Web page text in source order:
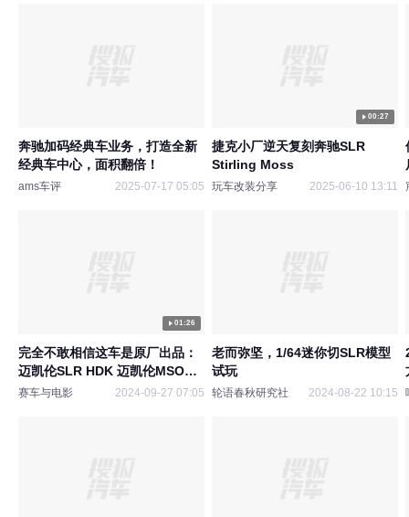
奔驰加码经典车业务，打造全新
经典车中心，面积翻倍！
ams车评 2025-07-17 05:05
00:27
捷克小厂逆天复刻奔驰SLR
Stirling Moss
玩车改装分享 2025-06-10 13:11
01:26
完全不敢相信这车是原厂出品：
迈凯伦SLR HDK 迈凯伦MSO出
品
赛车与电影 2024-09-27 07:05
老而弥坚，1/64迷你切SLR模型
试玩
轮语春秋研究社 2024-08-22 10:15